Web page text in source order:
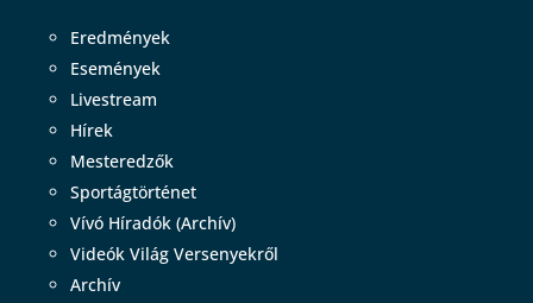
Eredmények
Események
Livestream
Hírek
Mesteredzők
Sportágtörténet
Vívó Híradók (Archív)
Videók Világ Versenyekről
Archív